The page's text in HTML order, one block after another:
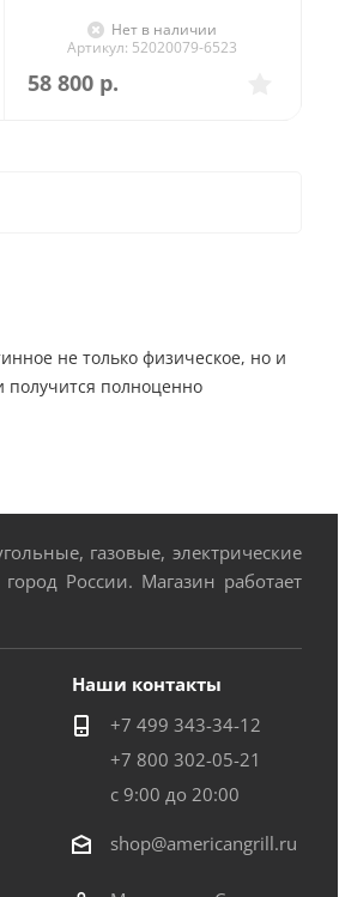
Нет в наличии
Артикул: 52020079-6523
58 800р.
не только физическое, но и
полноценно
газовые, электрические
России. Магазин работает
Наши контакты
+7 499 343-34-12
+7 800 302-05-21
с 9:00 до 20:00
shop@americangrill.ru